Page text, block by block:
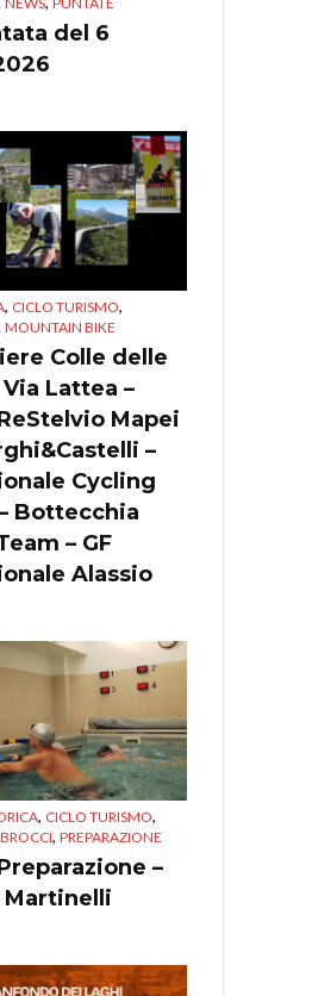
del 6
, CICLO TURISMO,
MOUNTAIN BIKE
Colle delle
Lattea –
Mapei
–
Cycling
Bottecchia
– GF
Alassio
, CICLO TURISMO,
, PREPARAZIONE
–
Martinelli